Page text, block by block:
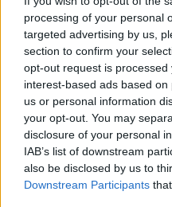
processing of your personal
targeted advertising by us,
section to confirm your
opt-out request is
interest-based ads based
us or personal information
your opt-out. You may
disclosure of your personal
IAB’s list of downstream
also be disclosed by us to
Downstream Participants
Nem vehetik igénybe a
akiket az igénylést
valamely támogatás
Szintén kizáró ok, ha
pillanatában más
felvett lakáshitelt
Számukra csak akkor
ha a korábbi kölcsön